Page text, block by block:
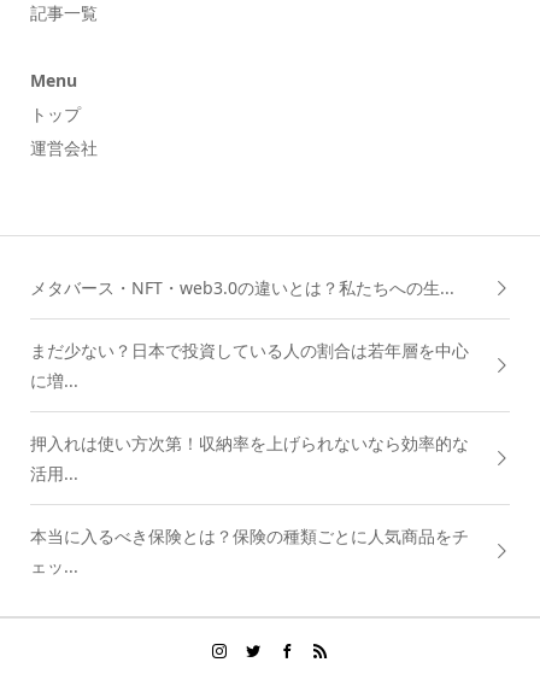
記事一覧
Menu
トップ
運営会社
メタバース・NFT・web3.0の違いとは？私たちへの生...
まだ少ない？日本で投資している人の割合は若年層を中心
に増...
押入れは使い方次第！収納率を上げられないなら効率的な
活用...
本当に入るべき保険とは？保険の種類ごとに人気商品をチ
ェッ...